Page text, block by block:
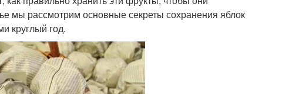
мы рассмотрим основные секреты сохранения яблок
круглый год.